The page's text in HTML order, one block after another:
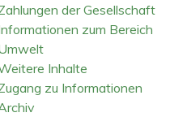
der Gesellschaft
zum Bereich
Inhalte
zu Informationen